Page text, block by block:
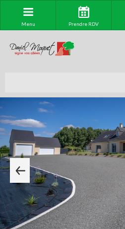
Menu Prendre RDV